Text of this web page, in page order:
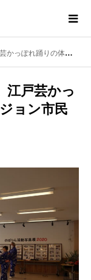
ジョン市民活動フェスタ×Rinスぺ）
江戸芸かっ
ョン市民